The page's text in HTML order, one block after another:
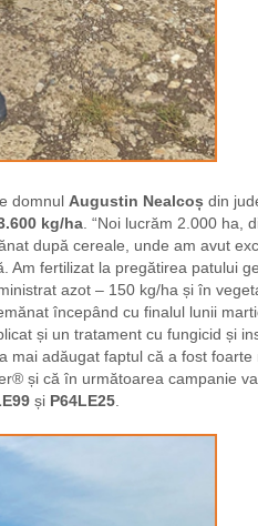
domnul Augustin Nealcoș din
kg/ha . “Noi lucrăm 2.000 ha,
după cereale, unde am avut
Am fertilizat la pregătirea patului
azot – 150 kg/ha și în
începând cu finalul lunii
și un tratament cu fungicid și
mai adăugat faptul că a fost
și că în următoarea campanie
și P64LE25